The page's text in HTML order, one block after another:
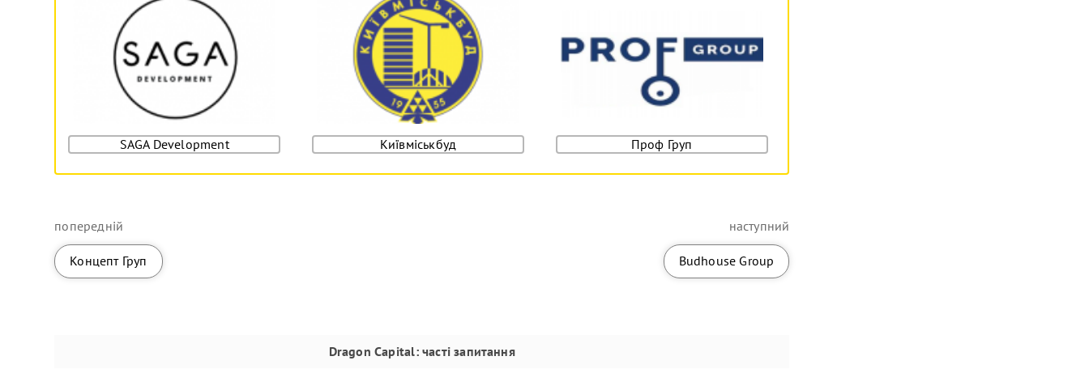
SAGA Development Київміськбуд Проф Груп
попередній
Концепт Груп
наступний
Budhouse Group
Dragon Capital: часті запитання